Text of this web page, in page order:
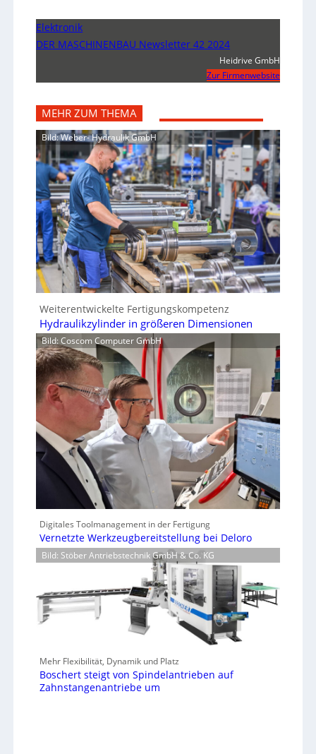
Elektronik
DER MASCHINENBAU Newsletter 42 2024
Heidrive GmbH
Zur Firmenwebsite
MEHR ZUM THEMA
Bild: Weber- Hydraulik GmbH
Weiterentwickelte Fertigungskompetenz
Hydraulikzylinder in größeren Dimensionen
Bild: Coscom Computer GmbH
Digitales Toolmanagement in der Fertigung
Vernetzte Werkzeugbereitstellung bei Deloro
Bild: Stöber Antriebstechnik GmbH & Co. KG
Mehr Flexibilität, Dynamik und Platz
Boschert steigt von Spindelantrieben auf
Zahnstangenantriebe um